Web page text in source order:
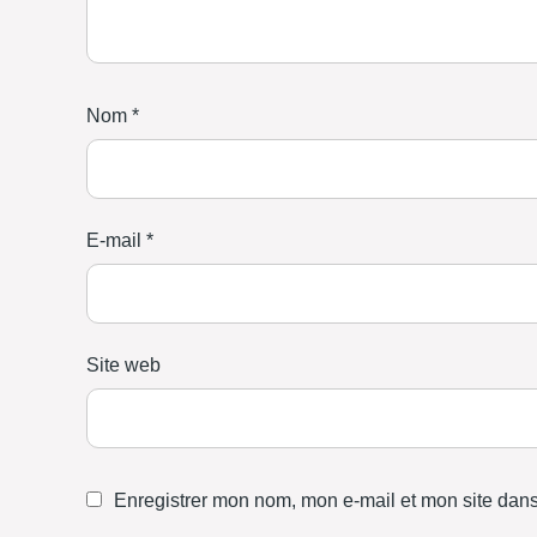
Nom *
E-mail *
Site web
Enregistrer mon nom, mon e-mail et mon site